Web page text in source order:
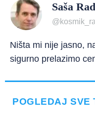
Saša
Ništa mi nije jasno,
sigurno prelazimo
POGLEDAJ SVE